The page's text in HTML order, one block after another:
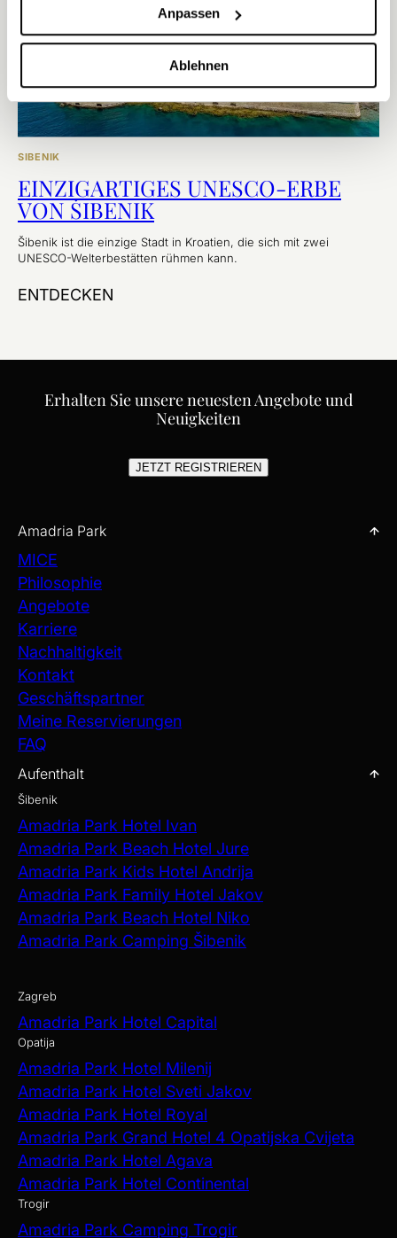
Anpassen
Ablehnen
SIBENIK
EINZIGARTIGES UNESCO-ERBE
VON ŠIBENIK
Šibenik ist die einzige Stadt in Kroatien, die sich mit zwei
UNESCO-Welterbestätten rühmen kann.
ENTDECKEN
Erhalten Sie unsere neuesten Angebote und
Neuigkeiten
JETZT REGISTRIEREN
Amadria Park
MICE
Philosophie
Angebote
Karriere
Nachhaltigkeit
Kontakt
Geschäftspartner
Meine Reservierungen
FAQ
Aufenthalt
Šibenik
Amadria Park Hotel Ivan
Amadria Park Beach Hotel Jure
Amadria Park Kids Hotel Andrija
Amadria Park Family Hotel Jakov
Amadria Park Beach Hotel Niko
Amadria Park Camping Šibenik
Zagreb
Amadria Park Hotel Capital
Opatija
Amadria Park Hotel Milenij
Amadria Park Hotel Sveti Jakov
Amadria Park Hotel Royal
Amadria Park Grand Hotel 4 Opatijska Cvijeta
Amadria Park Hotel Agava
Amadria Park Hotel Continental
Trogir
Amadria Park Camping Trogir